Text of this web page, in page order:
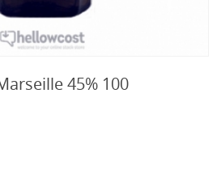
45% 100